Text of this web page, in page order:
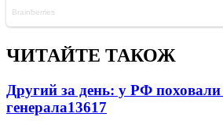
ЧИТАЙТЕ ТАКОЖ
Другий за день: у РФ
генерала13617